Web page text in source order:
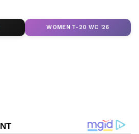
WOMEN T-20 WC '26